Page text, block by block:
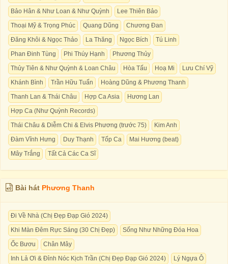
Bảo Hân & Như Loan & Như Quỳnh
Lee Thiên Bảo
Thoại Mỹ & Trọng Phúc
Quang Dũng
Chương Đan
Đăng Khôi & Ngọc Thảo
La Thăng Ngọc Bích
Tú Linh
Phan Đinh Tùng
Phi Thúy Hạnh
Phương Thủy
Thủy Tiên & Như Quỳnh & Loan Châu
Hòa Tấu Hoạ Mi
Lưu Chí Vỹ
Khánh Bình
Trần Hữu Tuấn
Hoàng Dũng & Phương Thanh
Thanh Lan & Thái Châu
Hợp Ca Asia
Hương Lan
Hợp Ca (Như Quỳnh Records)
Thái Châu & Diễm Chi & Elvis Phương (trước 75)
Kim Anh
Đàm Vĩnh Hưng
Duy Thạnh Tốp Ca
Mai Hương (beat)
Mây Trắng
Tất Cả Các Ca Sĩ
Bài hát Phương Thanh
Đi Về Nhà (Chị Đẹp Đạp Gió 2024)
Khi Màn Đêm Rực Sáng (30 Chị Đẹp)
Sống Như Những Đóa Hoa
Ốc Bươu
Chân Mây
Inh Lả Ơi & Đỉnh Nóc Kịch Trần (Chị Đẹp Đạp Gió 2024)
Lý Ngựa Ô